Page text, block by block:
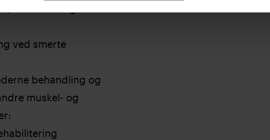
aktiv hvile og
ved smerte
behandling og
muskel- og